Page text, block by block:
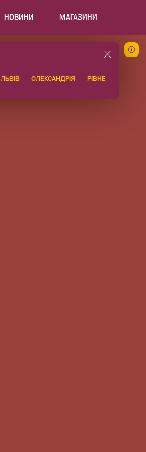
НОВИНИ МАГАЗИНИ
ЛЬВІВ ОЛЕКСАНДРІЯ РІВНЕ